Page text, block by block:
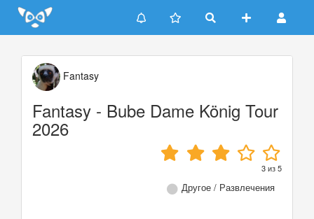
Update cookies preferences
Fantasy
Fantasy - Bube Dame König Tour
2026
3из5
Другое / Развлечения